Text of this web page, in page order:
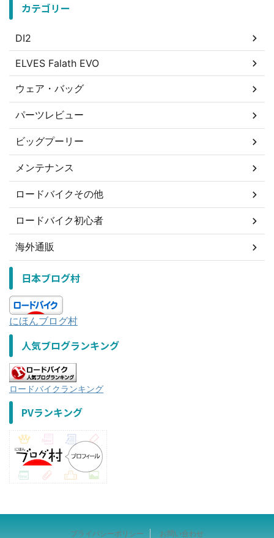
カテゴリー
DI2
ELVES Falath EVO
ウェア・バッグ
パーツレビュー
ビッグプーリー
メンテナンス
ロードバイクその他
ロードバイク初心者
海外通販
日本ブログ村
にほんブログ村
人気ブログランキング
ロードバイクランキング
PVランキング
プライバシーポリシー お問い合わせ